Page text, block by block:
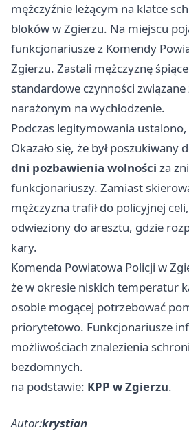
mężczyźnie leżącym na klatce
bloków w Zgierzu. Na miejscu
funkcjonariusze z Komendy
Zgierzu. Zastali mężczyznę
standardowe czynności
narażonym na wychłodzenie.
Podczas legitymowania
Okazało się, że był poszukiwany
dni pozbawienia wolności za
funkcjonariuszy. Zamiast
mężczyzna trafił do policyjnej
odwieziony do aresztu, gdzie
kary.
Komenda Powiatowa Policji w
że w okresie niskich temperatur
osobie mogącej potrzebować
priorytetowo. Funkcjonariusze
możliwościach znalezienia
bezdomnych.
na podstawie: KPP w Zgierzu.
Autor:krystian